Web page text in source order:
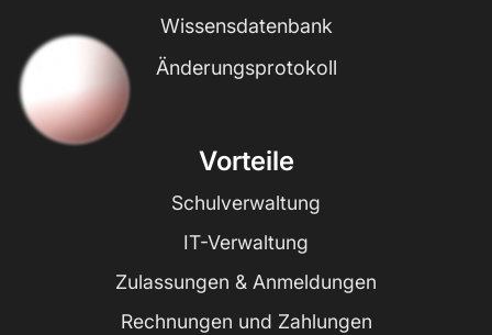
Wissensdatenbank
Änderungsprotokoll
Vorteile
Schulverwaltung
IT-Verwaltung
Zulassungen & Anmeldungen
Rechnungen und Zahlungen